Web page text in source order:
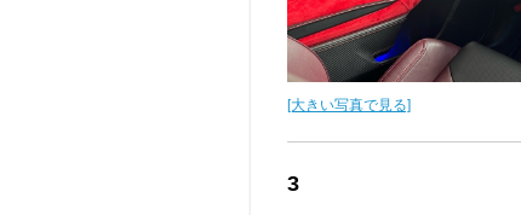
[大きい写真で見る]
3